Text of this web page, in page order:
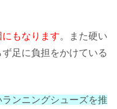
もなります。また硬い
ず足に負担をかけている
ンニングシューズを推